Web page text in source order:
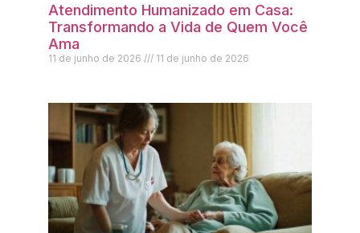
Atendimento Humanizado em Casa:
Transformando a Vida de Quem Você
Ama
11 de junho de 2026 11 de junho de 2026